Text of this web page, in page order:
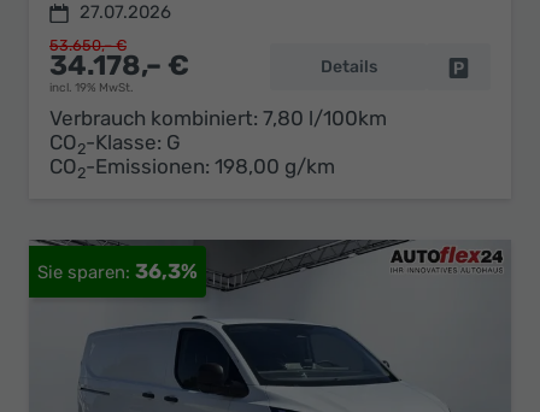
27.07.2026
34.178,– €
incl. 19% MwSt.
53.650,– €
Details
Verbrauch kombiniert: 7,80 l/100km
CO2-Klasse: G
CO2-Emissionen: 198,00 g/km
36,3%